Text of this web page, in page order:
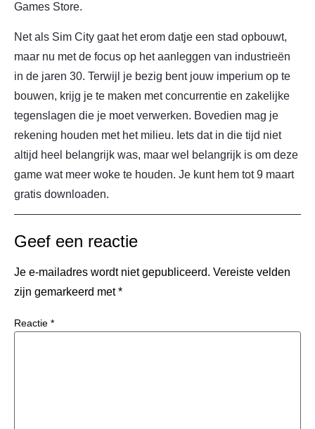
Games Store.
Net als Sim City gaat het erom datje een stad opbouwt,
maar nu met de focus op het aanleggen van industrieën
in de jaren 30. Terwijl je bezig bent jouw imperium op te
bouwen, krijg je te maken met concurrentie en zakelijke
tegenslagen die je moet verwerken. Bovedien mag je
rekening houden met het milieu. Iets dat in die tijd niet
altijd heel belangrijk was, maar wel belangrijk is om deze
game wat meer woke te houden. Je kunt hem tot 9 maart
gratis downloaden.
Geef een reactie
Je e-mailadres wordt niet gepubliceerd. Vereiste velden
zijn gemarkeerd met*
Reactie *